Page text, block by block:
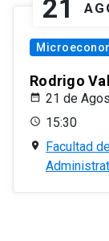
21
Rodrigo
21 de
15:30
Facultad